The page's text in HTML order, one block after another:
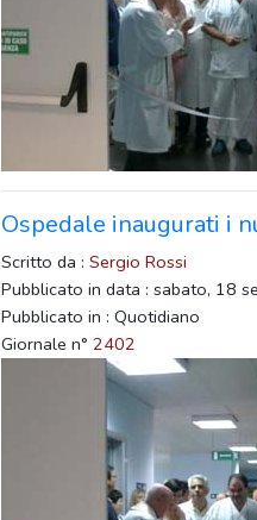
Ospedale inaugurati i
Scritto da : Sergio Rossi
Pubblicato in data : sabato, 18
Pubblicato in : Quotidiano
Giornale n° 2402